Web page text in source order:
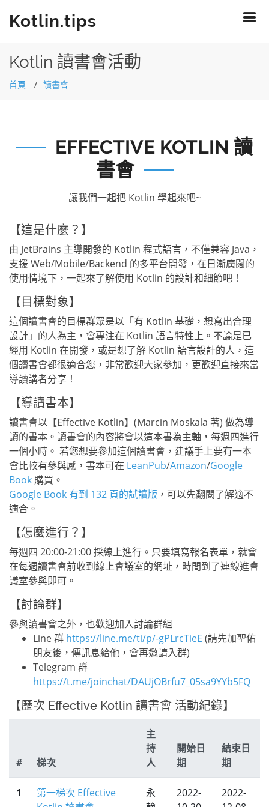
Kotlin.tips
Kotlin 讀書會活動
首頁 讀書會
EFFECTIVE KOTLIN 讀
書會
讓我們一起把 Kotlin 學起來吧~
【這是什麼？】
由 JetBrains 主導開發的 Kotlin 程式語言，不僅兼容 Java，
支援 Web/Mobile/Backend 的多平台開發，在日漸廣闊的
使用情境下，一起來了解使用 Kotlin 的設計和細節吧！
【目標對象】
這個讀書會的目標群眾是以「有 Kotlin 基礎，想寫出合理
設計」的人為主，會專注在 Kotlin 語言特性上。不論是已
經用 Kotlin 在開發，或是想了解 Kotlin 語言設計的人，這
個讀書會都很適合您，非常歡迎大家參加，更歡迎直接來當
導讀講者分享！
【導讀書本】
讀書會以【Effective Kotlin】(Marcin Moskala 著) 做為導
讀的書本。讀書會的內容將會以這本書為主軸，每週四進行
一個小時。 若您想要參加這個讀書會，建議手上要有一本
會比較有參與感，書本可在 LeanPub/Amazon/Google
Book 購買。
Google Book 有到 132 頁的試讀版 ，可以先翻閱了解適不
適合。
【怎麼進行？】
每週四 20:00-21:00 採線上進行。只要填寫報名表單，就會
在每週讀書會前收到線上會議室的網址，時間到了連線進會
議室參與即可。
【討論群】
參與讀書會之外，也歡迎加入討論群組
Line 群 https://line.me/ti/p/-gPLrcTieE (請先加聖佑
朋友後，傳訊息給他，會再邀請入群)
Telegram 群
https://t.me/joinchat/DAUjOBrfu7_05sa9YYb5FQ
【歷次 Effective Kotlin 讀書會 活動紀錄】
# 梯次
主
持
人
開始日
期
結束日
期
1
第一梯次 Effective
永
2022-
2022-